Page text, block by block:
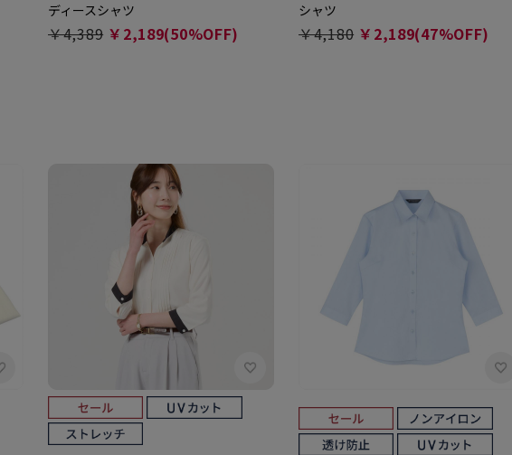
ディースシャツ
￥4,389 ￥2,189(50%OFF)
シャツ
￥4,180 ￥2,189(47%OFF)